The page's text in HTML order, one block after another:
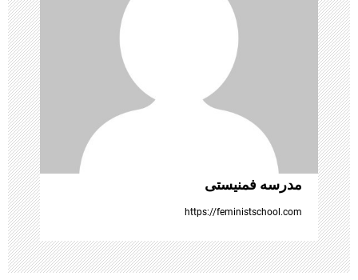
ت
ه‌
ه
ا
مدرسه فمنیستی
https://feministschool.com